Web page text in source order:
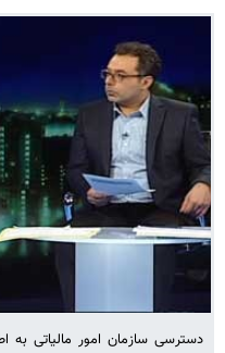
دسترسی سازمان امور مالیاتی به